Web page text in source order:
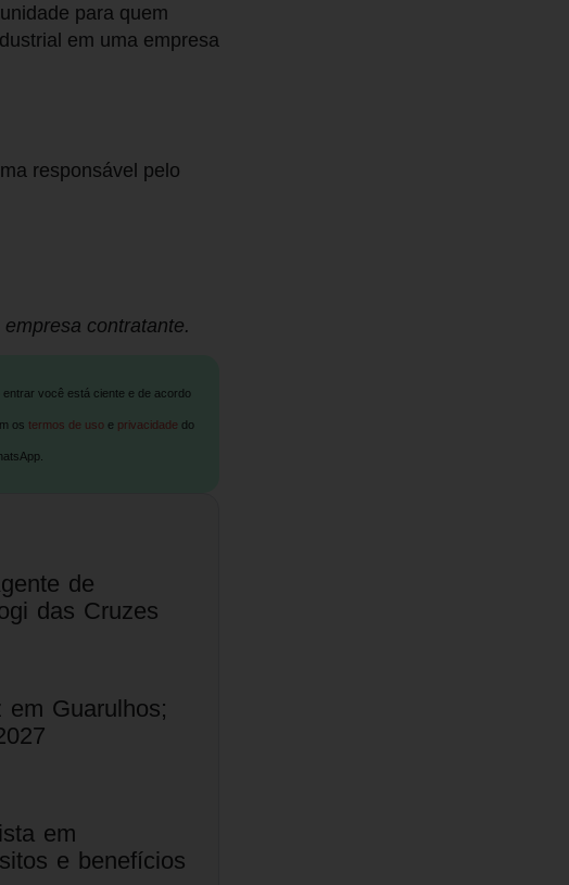
para quem
em uma empresa
responsável pelo
contratante.
entrar você está ciente e de acordo
ostermos de uso e privacidade do
de
das Cruzes
Guarulhos;
em
e benefícios